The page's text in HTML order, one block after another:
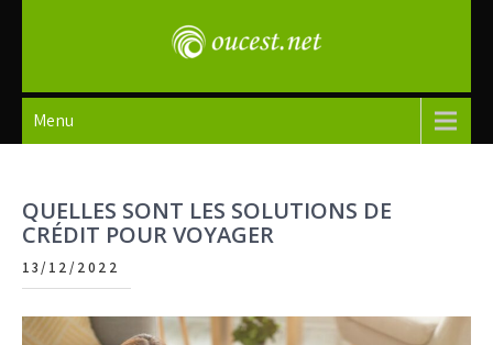
oucest
Menu
QUELLES SONT LES SOLUTIONS DE
CRÉDIT POUR VOYAGER
13/12/2022